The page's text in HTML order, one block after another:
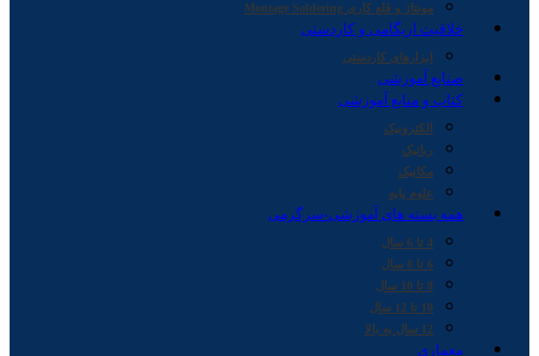
مونتاژ و قلع کاری Montage Soldering
خلاقیت اریگامی و کاردستی
ابزارهای کاردستی
صنایع آموزشی
کتاب و منابع آموزشی
الکترونیک
رباتیک
مکانیک
علوم پایه
همه بسته های آموزشی-سرگرمی
4 تا 6 سال
6 تا 8 سال
8 تا 10 سال
10 تا 12 سال
12 سال به بالا
معماری